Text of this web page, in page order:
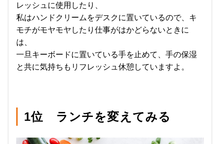
レッシュに使用したり、
私はハンドクリームをデスクに置いているので、キ
モチがモヤモヤしたり仕事がはかどらないときに
は、
一旦キーボードに置いている手を止めて、手の保湿
と共に気持ちもリフレッシュ休憩していますよ。
1位 ランチを変えてみる